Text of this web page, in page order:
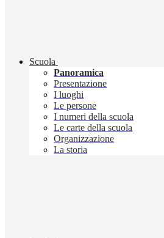
Scuola
Panoramica
Presentazione
I luoghi
Le persone
I numeri della scuola
Le carte della scuola
Organizzazione
La storia